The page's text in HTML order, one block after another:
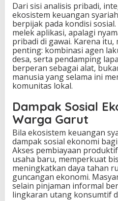
Dari sisi analisis pribadi,
ekosistem keuangan
berpijak pada kondisi
melek aplikasi, apalagi
pribadi di gawai. Karena
penting: kombinasi agen
desa, serta pendamping
berperan sebagai alat,
manusia yang selama ini
komunitas lokal.
Dampak Sosial
Warga Garut
Bila ekosistem keuangan
dampak sosial ekonomi
Akses pembiayaan
usaha baru, memperkuat
meningkatkan daya tahan
guncangan ekonomi.
selain pinjaman informal
lingkaran utang konsumtif